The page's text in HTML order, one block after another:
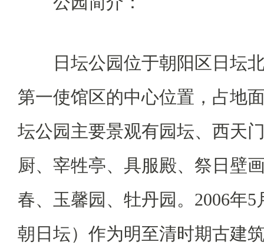
日坛公园位于朝阳区日坛
第一使馆区的中心位置，占地
坛公园主要景观有园坛、西天
厨、宰牲亭、具服殿、祭日壁
春、玉馨园、牡丹园。2006年
朝日坛）作为明至清时期古建